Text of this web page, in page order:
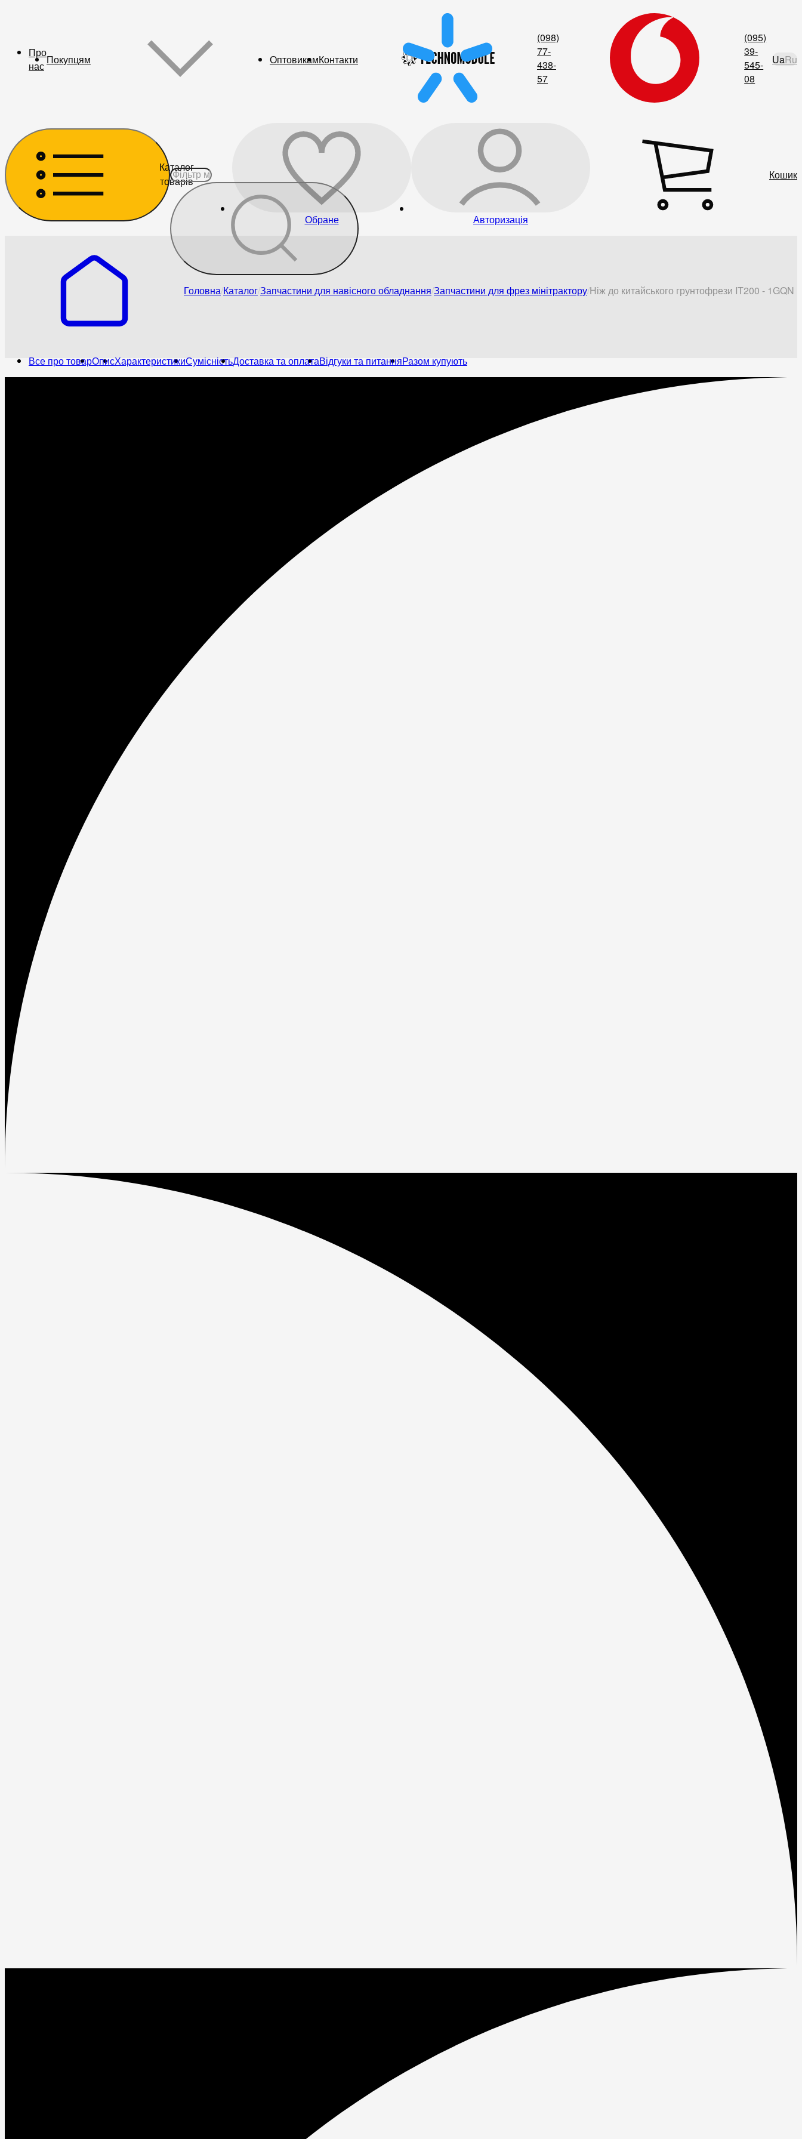
Про
нас Покупцям ОптовикамКонтакти
(098)
77-
438-
57
(095)
39-
545-
08
UaRu
Каталог
товарів
Обране Авторизація
Кошик
Головна КаталогЗапчастини для навісного обладнання Запчастини для фрез мінітрактору Ніж до китайського грунтофрези IT200 - 1GQN
Все про товарОписХарактеристикиСумісністьДоставка та оплатаВідгуки та питанняРазом купують